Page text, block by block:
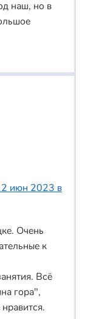
наш, но в
июн 2023 в
Очень
к
Всё
гора",